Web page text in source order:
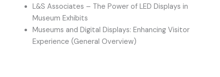
L&S Associates – The Power of LED Displays in
Museum Exhibits
Museums and Digital Displays: Enhancing Visitor
Experience (General Overview)